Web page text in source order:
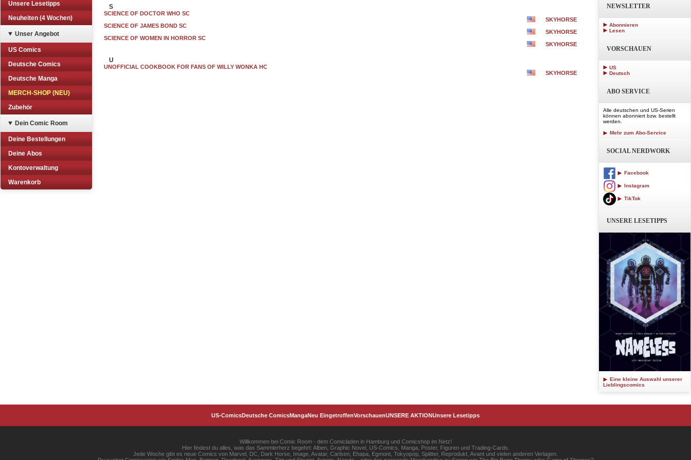
Unsere Lesetipps
Neuheiten (4 Wochen)
Unser Angebot
US Comics
Deutsche Comics
Deutsche Manga
MERCH-SHOP (NEU)
Zubehör
Dein Comic Room
Deine Bestellungen
Deine Abos
Kontoverwaltung
Warenkorb
S
SCIENCE OF DOCTOR WHO SC
SKYHORSE
SCIENCE OF JAMES BOND SC
SKYHORSE
SCIENCE OF WOMEN IN HORROR SC
SKYHORSE
U
UNOFFICIAL COOKBOOK FOR FANS OF WILLY WONKA HC
SKYHORSE
NEWSLETTER
Abonnieren
Lesen
VORSCHAUEN
US
Deutsch
ABO SERVICE
Alle deutschen und US-Serien
können abonniert bzw. bestellt
werden.
Mehr zum Abo-Service
SOCIAL NERDWORK
Facebook
Instagram
TikTok
UNSERE LESETIPPS
Eine kleine Auswahl unserer
Lieblingscomics
US-ComicsDeutsche ComicsMangaNeu EingetroffenVorschauenUNSERE AKTIONUnsere Lesetipps
Willkommen bei Comic Room - dem Comicladen in Hamburg und Comicshop im Netz!
Hier findest du alles, was das Sammlerherz begehrt: Alben, Graphic Novel, US-Comics, Manga, Poster, Figuren und Trading-Cards.
Jede Woche gibt es neue Comics von Marvel, DC, Dark Horse, Image, Avatar, Carlsen, Ehapa, Egmont, Tokyopop, Splitter, Reprodukt, Avant und vielen anderen Verlagen.